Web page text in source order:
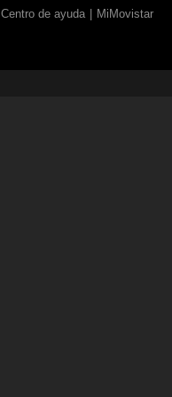
Centro de ayuda MiMovistar